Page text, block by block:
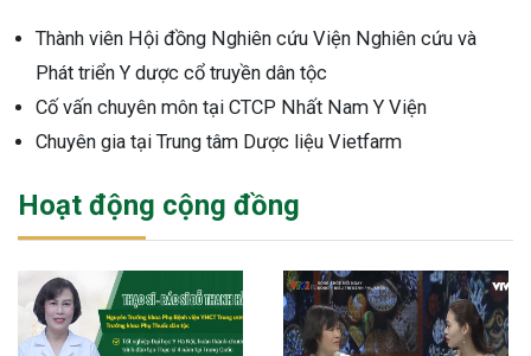
Thành viên Hội đồng Nghiên cứu Viện Nghiên cứu và
Phát triển Y dược cổ truyền dân tộc
Cố vấn chuyên môn tại CTCP Nhất Nam Y Viện
Chuyên gia tại Trung tâm Dược liệu Vietfarm
Hoạt động cộng đồng